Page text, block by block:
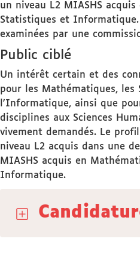
un niveau L2 MIASHS
Statistiques et
examinées par une
Public ciblé
Un intérêt certain et des
pour les Mathématiques, les
l'Informatique, ainsi que
disciplines aux Sciences
vivement demandés. Le
niveau L2 acquis dans une
MIASHS acquis en
Informatique.